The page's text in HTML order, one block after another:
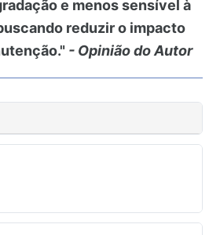
e menos sensível à
reduzir o impacto
- Opinião do Autor